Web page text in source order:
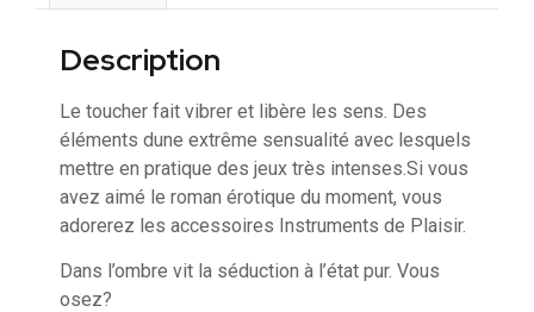
Description
Le toucher fait vibrer et libère les sens. Des
éléments dune extrême sensualité avec lesquels
mettre en pratique des jeux très intenses.Si vous
avez aimé le roman érotique du moment, vous
adorerez les accessoires Instruments de Plaisir.
Dans l’ombre vit la séduction à l’état pur. Vous
osez?